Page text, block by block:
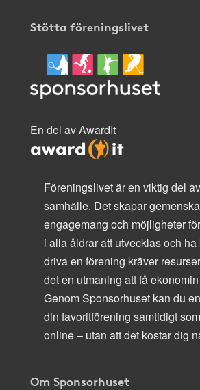
Stötta föreningslivet
En del av AwardIt
Föreningslivet är en viktig del
samhälle. Det skapar
engagemang och möjligheter
i alla åldrar att utvecklas och ha
driva en förening kräver
det en utmaning att få
Genom Sponsorhuset kan du
din favoritförening samtidigt
online – utan att det kostar dig
Om Sponsorhuset